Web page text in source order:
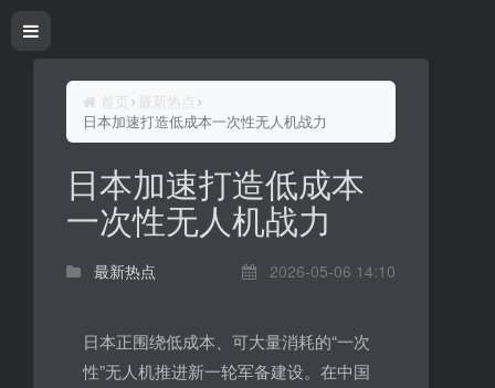
首页
最新热点
日本加速打造低成本一次性无人机战力
日本加速打造低成本
一次性无人机战力
最新热点 2026-05-06 14:10
日本正围绕低成本、可大量消耗的“一次
性”无人机推进新一轮军备建设。在中国